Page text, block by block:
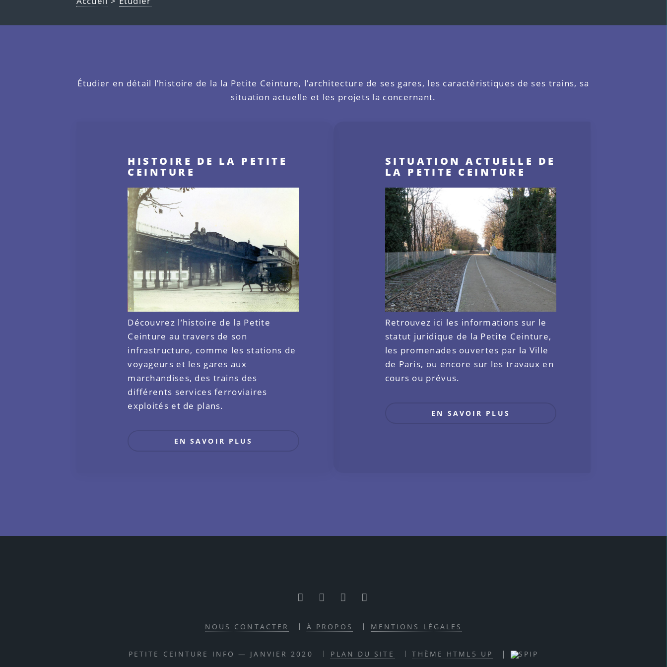
Étudier en détail l’histoire de la la Petite Ceinture, l’architecture de ses gares, les caractéristiques de ses trains, sa
situation actuelle et les projets la concernant.
HISTOIRE DE LA PETITE
CEINTURE
Découvrez l’histoire de la Petite
Ceinture au travers de son
infrastructure, comme les stations de
voyageurs et les gares aux
marchandises, des trains des
différents services ferroviaires
exploités et de plans.
EN SAVOIR PLUS
SITUATION ACTUELLE DE
LA PETITE CEINTURE
Retrouvez ici les informations sur le
statut juridique de la Petite Ceinture,
les promenades ouvertes par la Ville
de Paris, ou encore sur les travaux en
cours ou prévus.
EN SAVOIR PLUS
NOUS CONTACTER À PROPOS MENTIONS LÉGALES
PETITE CEINTURE INFO — JANVIER 2020 PLAN DU SITE THÈME HTML5 UP